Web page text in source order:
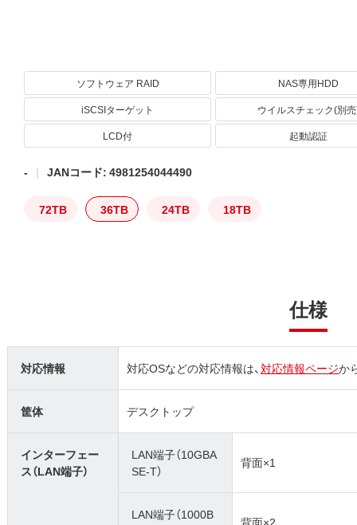
ソフトウェア RAID
NAS専用HDD
iSCSIターゲット
ウイルスチェック(別
LCD付
起動認証
- JANコード: 4981254044490
72TB 36TB 24TB 18TB
仕様
対応情報 対応OSなどの対応情報は、対応情報ページか
筐体 デスクトップ
インターフェー
ス（LAN端子）
LAN端子（10GBA
SE-T）
背面×1
LAN端子（1000B